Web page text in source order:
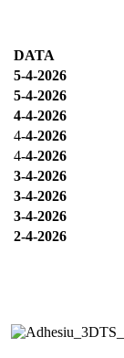
DATA
5-4-2026
5-4-2026
4-4-2026
4-4-2026
4-4-2026
3-4-2026
3-4-2026
3-4-2026
2-4-2026